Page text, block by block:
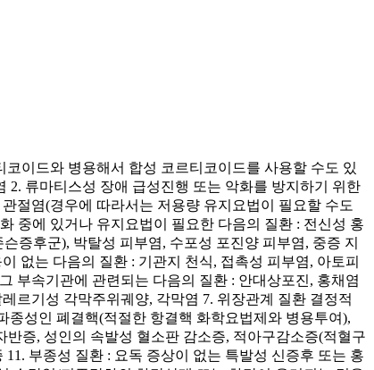
이드와 병용해서 합성 코르티코이드를 사용할 수도 있
류마티스성 장애 급성진행 또는 악화를 방지하기 위한
절염(경우에 따라서는 저용량 유지요법이 필요할 수도
중에 있거나 유지요법이 필요한 다음의 질환 : 전신성 홍
증후군), 박탈성 피부염, 수포성 포진양 피부염, 중증 지
없는 다음의 질환 : 기관지 천식, 접촉성 피부염, 아토피
부속기관에 관련되는 다음의 질환 : 안대상포진, 홍채염
르기성 각막주위궤양, 각막염 7. 위장관계 질환 결정적
종성인 폐결핵(적절한 항결핵 화학요법제와 병용투여),
증, 성인의 속발성 혈소판 감소증, 적아구감소증(적혈구
부종성 질환 : 요독 증상이 없는 특발성 신증후 또는 홍